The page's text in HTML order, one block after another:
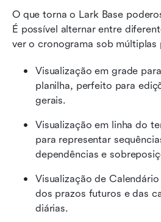
O que torna o Lark Base
É possível alternar entre
ver o cronograma sob múltiplas
Visualização em grade
planilha, perfeito para
gerais.
Visualização em linha do
para representar
dependências e
Visualização de
dos prazos futuros e das
diárias.